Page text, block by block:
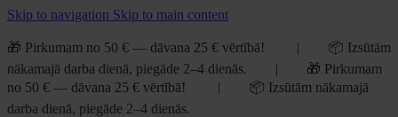
Skip to navigation Skip to main content
🎁 Pirkumam no 50 € — dāvana 25 € vērtībā! | 📦 Izsūtām
nākamajā darba dienā, piegāde 2–4 dienās. | 🎁 Pirkumam
no 50 € — dāvana 25 € vērtībā! | 📦 Izsūtām nākamajā
darba dienā, piegāde 2–4 dienās.